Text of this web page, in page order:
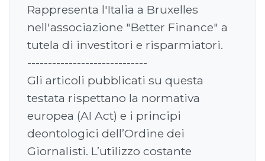
Rappresenta l'Italia a Bruxelles
nell'associazione "Better Finance" a
tutela di investitori e risparmiatori.
-----------------------------
Gli articoli pubblicati su questa
testata rispettano la normativa
europea (AI Act) e i principi
deontologici dell’Ordine dei
Giornalisti. L’utilizzo costante